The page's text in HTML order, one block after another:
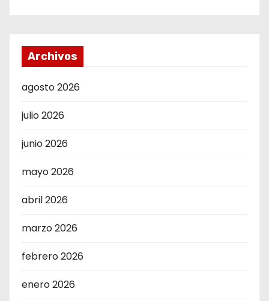
Archivos
agosto 2026
julio 2026
junio 2026
mayo 2026
abril 2026
marzo 2026
febrero 2026
enero 2026